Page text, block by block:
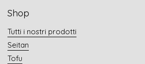
Shop
Tutti i nostri prodotti
Seitan
Tofu